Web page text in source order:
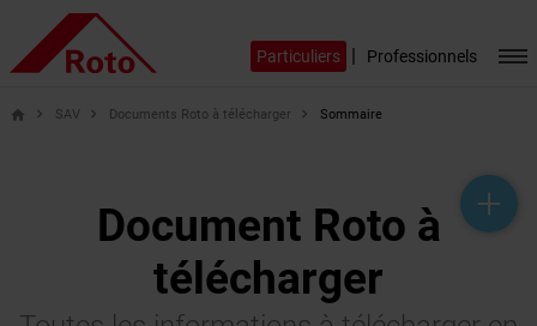
Particuliers | Professionnels
help_outline
headset_mic
mail_outline
home SAV Documents Roto à télécharger Sommaire
Document Roto à
télécharger